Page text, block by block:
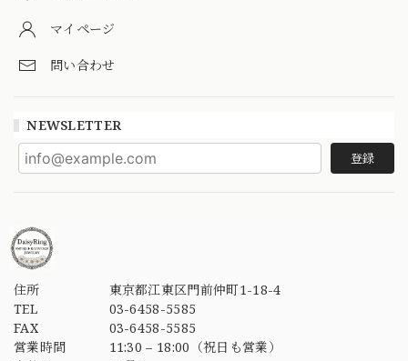
マイページ
問い合わせ
NEWSLETTER
登録
住所
東京都江東区門前仲町1-18-4
TEL
03-6458-5585
FAX
03-6458-5585
営業時間
11:30 – 18:00（祝日も営業）